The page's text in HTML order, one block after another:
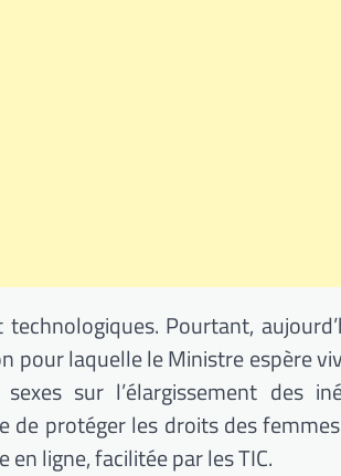
Pourtant,
pour laquelle le Ministre espère
sur l’élargissement des
de protéger les droits des
en ligne, facilitée par lesTIC.